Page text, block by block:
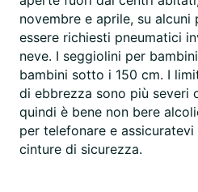
novembre e aprile, su
essere richiesti pneumatici
neve. I seggiolini per
bambini sotto i 150 cm. I
di ebbrezza sono più severi
quindi è bene non bere
per telefonare e
cinture di sicurezza.